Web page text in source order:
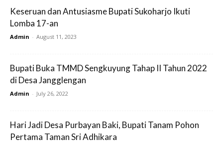
Keseruan dan Antusiasme Bupati Sukoharjo Ikuti
Lomba 17-an
Admin - August 11, 2023
Bupati Buka TMMD Sengkuyung Tahap II Tahun 2022
di Desa Jangglengan
Admin - July 26, 2022
Hari Jadi Desa Purbayan Baki, Bupati Tanam Pohon
Pertama Taman Sri Adhikara